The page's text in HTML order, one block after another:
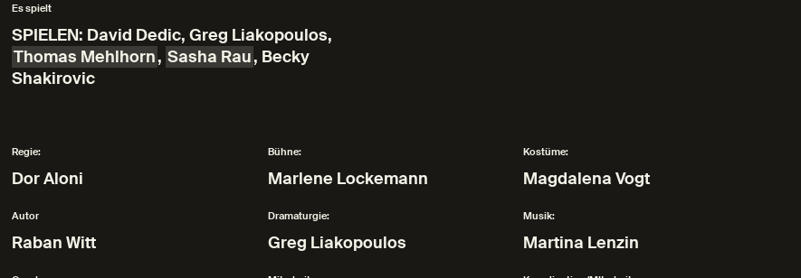
Es spielt
SPIELEN: David Dedic, Greg Liakopoulos,
Thomas Mehlhorn, Sasha Rau, Becky
Shakirovic
Regie:
Dor Aloni
Bühne:
Marlene Lockemann
Kostüme:
Magdalena Vogt
Autor
Raban Witt
Dramaturgie:
Greg Liakopoulos
Musik:
Martina Lenzin